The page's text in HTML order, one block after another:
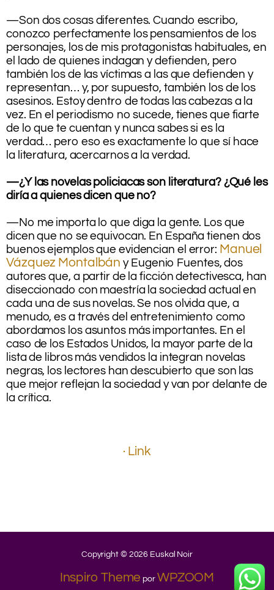
—Son dos cosas diferentes. Cuando escribo,
conozco perfectamente los pensamientos de los
personajes, los de mis protagonistas habituales, en
el lado de quienes indagan y defienden, pero
también los de las víctimas a las que defienden y
representan… y, por supuesto, también los de los
asesinos. Estoy dentro de todas las cabezas a la
vez. En el periodismo no sucede, tienes que fiarte
de lo que te cuentan y nunca sabes si es la
verdad… pero eso es exactamente lo que sí hace
la literatura, acercarnos a la verdad.
—¿Y las novelas policiacas son literatura? ¿Qué les
diría a quienes dicen que no?
—No me importa lo que diga la gente. Los que
dicen que no se equivocan. En España tienen dos
buenos ejemplos que evidencian el error: Manuel
Vázquez Montalbán y Eugenio Fuentes, dos
autores que, a partir de la ficción detectivesca, han
diseccionado con maestría la sociedad actual en
cada una de sus novelas. Se nos olvida que, a
menudo, es a través del entretenimiento como
abordamos los asuntos más importantes. En el
caso de los Estados Unidos, la mayor parte de la
lista de libros más vendidos la integran novelas
negras, los lectores han descubierto que son las
que mejor reflejan la sociedad y van por delante de
la crítica.
· Link
Copyright © 2026 Euskal Noir
Inspiro Theme por WPZOOM